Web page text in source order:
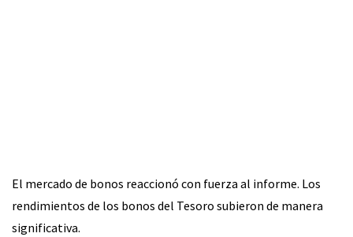
El mercado de bonos reaccionó con fuerza al informe. Los
rendimientos de los bonos del Tesoro subieron de manera
significativa.